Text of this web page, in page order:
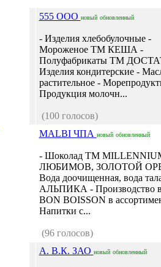
555 ООО новый обновленный
- Изделия хлебобулочные -
Мороженое ТМ КЕША -
Полуфабрикаты ТМ
Изделия кондитерские -
растительное -
Продукция молочн...
(100 голосов)
MALBI ЧПА новый обновленный
- Шоколад ТМ
ЛЮБИМОВ, ЗОЛОТОЙ
Вода доочищенная, вода
АЛЬПИКА - Производство
BON BOISSON в
Напитки с...
(96 голосов)
А. В.К. ЗАО новый обновленный